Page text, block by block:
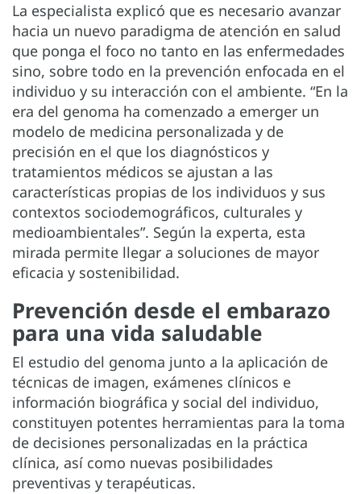
La especialista explicó que es necesario avanzar
hacia un nuevo paradigma de atención en salud
que ponga el foco no tanto en las enfermedades
sino, sobre todo en la prevención enfocada en el
individuo y su interacción con el ambiente. “En la
era del genoma ha comenzado a emerger un
modelo de medicina personalizada y de
precisión en el que los diagnósticos y
tratamientos médicos se ajustan a las
características propias de los individuos y sus
contextos sociodemográficos, culturales y
medioambientales”. Según la experta, esta
mirada permite llegar a soluciones de mayor
eficacia y sostenibilidad.
Prevención desde el embarazo
para una vida saludable
El estudio del genoma junto a la aplicación de
técnicas de imagen, exámenes clínicos e
información biográfica y social del individuo,
constituyen potentes herramientas para la toma
de decisiones personalizadas en la práctica
clínica, así como nuevas posibilidades
preventivas y terapéuticas.